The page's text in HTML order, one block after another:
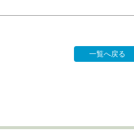
一覧へ戻る